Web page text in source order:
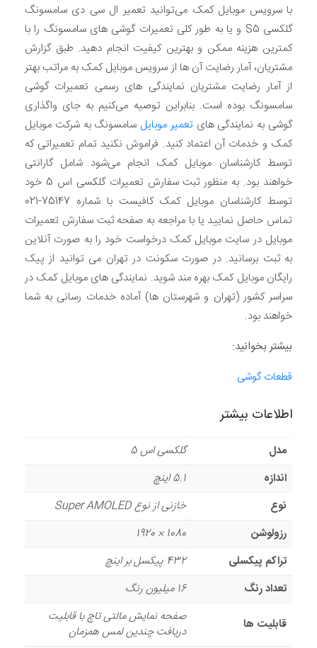
با سرویس موبایل کمک می‌توانید تعمیر ال سی دی سامسونگ
گلکسی S5 و یا به طور کلی تعمیرات گوشی های سامسونگ را با
کمترین هزینه ممکن و بهترین کیفیت انجام دهید. طبق گزارش
مشتریان، آمار رضایت آن ها از سرویس موبایل کمک به مراتب بهتر
از آمار رضایت مشتریان نمایندگی های رسمی تعمیرات گوشی
سامسونگ بوده است. بنابراین توصیه می‌کنیم به جای واگذاری
گوشی به نمایندگی های تعمیر موبایل سامسونگ به شرکت موبایل
کمک و خدمات آن اعتماد کنید. فراموش نکنید تمام تعمیراتی که
توسط کارشناسان موبایل کمک انجام می‌شود شامل گارانتی
خواهند بود. به منظور ثبت سفارش تعمیرات گلکسی اس 5 خود
توسط کارشناسان موبایل کمک کافیست با شماره 75147-021
تماس حاصل نمایید یا با مراجعه به صفحه ثبت سفارش تعمیرات
موبایل در سایت موبایل کمک درخواست خود را به صورت آنلاین
به ثبت برسانید. در صورت سکونت در تهران می توانید از پیک
رایگان موبایل کمک بهره مند شوید. نمایندگی های موبایل کمک در
سراسر کشور (تهران و شهرستان ها) آماده خدمات رسانی به شما
خواهند بود.
بیشتر بخوانید:
قطعات گوشی
اطلاعات بیشتر
مدل
گلکسی اس 5
اندازه
5.1 اینچ
نوع
خازنی از نوع Super AMOLED
رزولوشن
1080 × 1920
تراکم پیکسلی
432 پیکسل بر اینچ
تعداد رنگ
16 میلیون رنگ
قابلیت ها
صفحه نمایش مالتی تاچ با قابلیت
دریافت چندین لمس همزمان